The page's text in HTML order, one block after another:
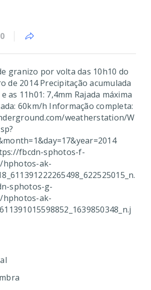
0
granizo por volta das 10h10 do
de 2014 Precipitação acumulada
as 11h01: 7,4mm Rajada máxima
60km/h Informação completa:
weatherstation/W
fbcdn-sphotos-f-
hphotos-ak-
sphotos-g-
hphotos-ak-